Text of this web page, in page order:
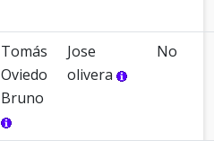
Tomás
Oviedo
Bruno
Jose
olivera
No